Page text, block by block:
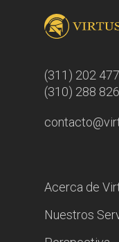
(311) 202
(310) 288
Acerca de
Nuestros